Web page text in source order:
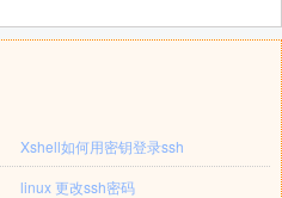
Xshell如何用密钥登录ssh
linux 更改ssh密码